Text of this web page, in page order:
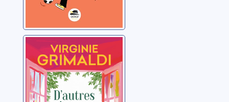
D'autres
printemps
Grimaldi, Virginie